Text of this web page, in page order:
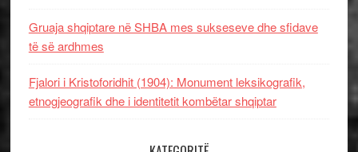
Gruaja shqiptare në SHBA mes sukseseve dhe sfidave
të së ardhmes
Fjalori i Kristoforidhit (1904): Monument leksikografik,
etnogjeografik dhe i identitetit kombëtar shqiptar